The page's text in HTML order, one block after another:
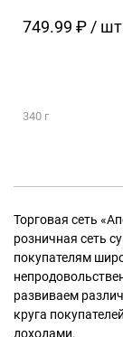
749.99 ₽ / шт
340 г
Торговая сеть
розничная сеть
покупателям
развиваем
круга
доходами.